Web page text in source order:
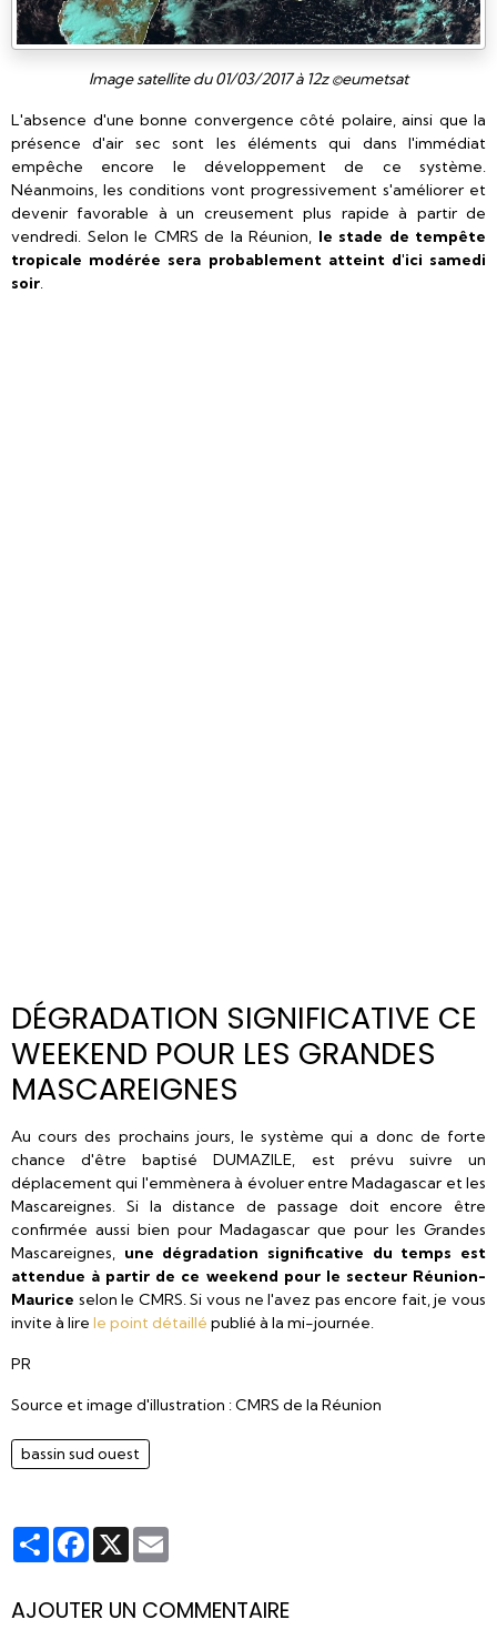
Image satellite du 01/03/2017 à 12z ©eumetsat
L'absence d'une bonne convergence côté polaire, ainsi que la
présence d'air sec sont les éléments qui dans l'immédiat
empêche encore le développement de ce système.
Néanmoins, les conditions vont progressivement s'améliorer et
devenir favorable à un creusement plus rapide à partir de
vendredi. Selon le CMRS de la Réunion, le stade de tempête
tropicale modérée sera probablement atteint d'ici samedi
soir.
DÉGRADATION SIGNIFICATIVE CE
WEEKEND POUR LES GRANDES
MASCAREIGNES
Au cours des prochains jours, le système qui a donc de forte
chance d'être baptisé DUMAZILE, est prévu suivre un
déplacement qui l'emmènera à évoluer entre Madagascar et les
Mascareignes. Si la distance de passage doit encore être
confirmée aussi bien pour Madagascar que pour les Grandes
Mascareignes, une dégradation significative du temps est
attendue à partir de ce weekend pour le secteur Réunion-
Maurice selon le CMRS. Si vous ne l'avez pas encore fait, je vous
invite à lire le point détaillé publié à la mi-journée.
PR
Source et image d'illustration : CMRS de la Réunion
bassin sud ouest
PartagerFacebook
X
AJOUTER UN COMMENTAIRE